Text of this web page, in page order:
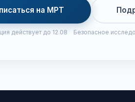
на МРТ
действует до 12.08 Безопасное